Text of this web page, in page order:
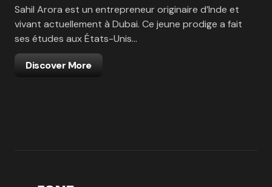
Sahil Arora est un entrepreneur originaire d’Inde et
vivant actuellement à Dubai. Ce jeune prodige a fait
ses études aux États-Unis…
Discover More